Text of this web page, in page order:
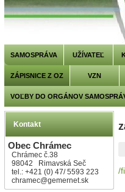
SAMOSPRÁVA UŽÍVATEĽ
ZÁPISNICE Z OZ VZN
VOĽBY DO ORGÁNOV
Kontakt
Obec Chrámec
Chrámec č.38
98042 Rimavská Seč
tel.: +421 (0) 47/ 5593 223
chramec@gemernet.sk
/